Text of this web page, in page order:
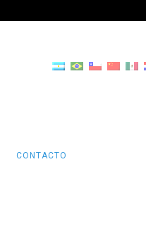
CONTACTO